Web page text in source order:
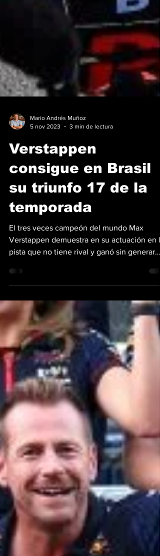
Mario Andrés Muñoz
5 nov 2023
3 min de lectura
Verstappen
consigue en Brasil
su triunfo 17 de la
temporada
El tres veces campeón del mundo Max
Verstappen demuestra en su actuación en la
dudas el Gran...